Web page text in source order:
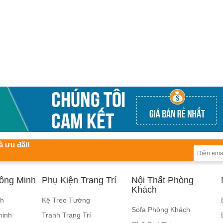
ưu đãi!
Minh Phụ Kiện Trang Trí
Kệ Treo Tường
Tranh Trang Trí
Nội Thất Phòng
Khách
Sofa Phòng Khách